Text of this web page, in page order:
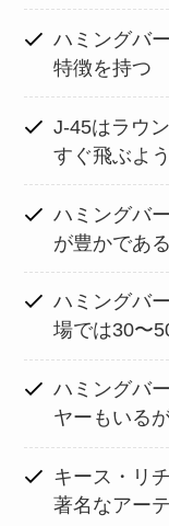
ハミングバ
特徴を持つ
J-45はラウ
すぐ飛ぶよ
ハミングバ
が豊かである
ハミングバ
場では30〜
ハミングバ
ヤーもいる
キース・リ
著名なアー